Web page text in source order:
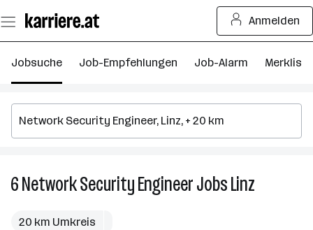
Seiteninhalt
springen
Anmelden
Jobsuche Job-Empfehlungen Job-Alarm Merkliste
6Network Security EngineerJobsLinz
20 km Umkreis